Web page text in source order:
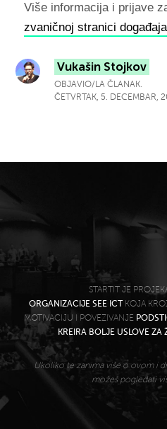
Više informacija i prijave
zvaničnoj stranici događaja
Vukašin Stojkov
OBJAVIO/LA ČLANAK.
ČETVRTAK, 5. DECEMBAR,
STARTIT JE
ORGANIZACIJE SEE ICTKOJA
MOTIVACIJU I POVEZIVANJE
KREIRA BOLJE USLOVE
Ukoliko te zanima više o ovom i
možeš pogledati